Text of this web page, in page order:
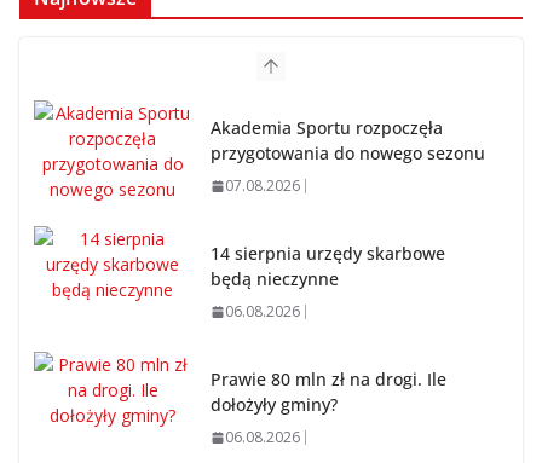
Akademia Sportu rozpoczęła
przygotowania do nowego sezonu
07.08.2026
14 sierpnia urzędy skarbowe
będą nieczynne
06.08.2026
Prawie 80 mln zł na drogi. Ile
dołożyły gminy?
06.08.2026